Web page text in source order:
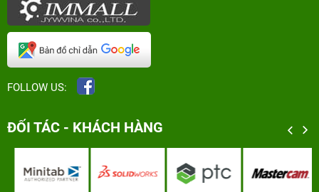
FOLLOW US:
ĐỐI TÁC - KHÁCH HÀNG